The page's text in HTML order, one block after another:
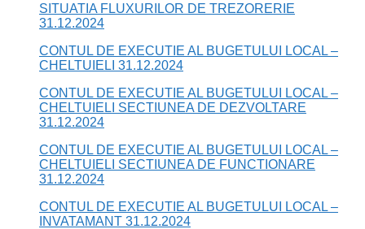
SITUATIA FLUXURILOR DE TREZORERIE
31.12.2024
CONTUL DE EXECUTIE AL BUGETULUI LOCAL –
CHELTUIELI 31.12.2024
CONTUL DE EXECUTIE AL BUGETULUI LOCAL –
CHELTUIELI SECTIUNEA DE DEZVOLTARE
31.12.2024
CONTUL DE EXECUTIE AL BUGETULUI LOCAL –
CHELTUIELI SECTIUNEA DE FUNCTIONARE
31.12.2024
CONTUL DE EXECUTIE AL BUGETULUI LOCAL –
INVATAMANT 31.12.2024